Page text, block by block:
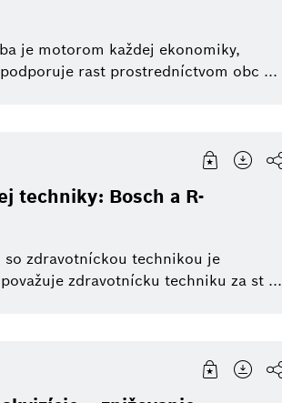
je motorom každej ekonomiky,
rast prostredníctvom obc ...
techniky: Bosch a R-
so zdravotníckou technikou je
zdravotnícku techniku za st ...